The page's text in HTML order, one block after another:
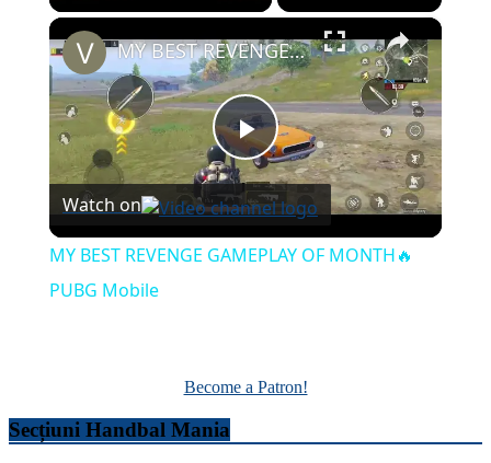
×
Play
Video
MY BEST REVENGE GAMEPLAY OF MONTH🔥PUBG Mobile
Watch on
MY BEST REVENGE GAMEPLAY OF MONTH🔥
PUBG Mobile
Become a Patron!
Secțiuni Handbal Mania